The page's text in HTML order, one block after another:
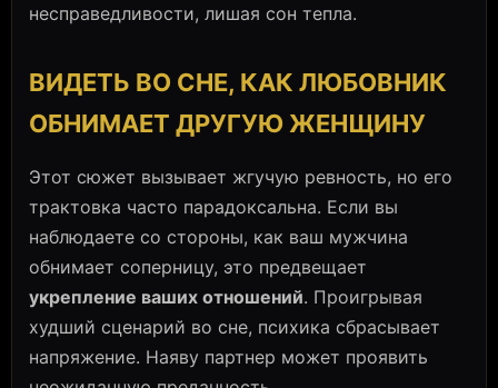
несправедливости, лишая сон тепла.
ВИДЕТЬ ВО СНЕ, КАК ЛЮБОВНИК
ОБНИМАЕТ ДРУГУЮ ЖЕНЩИНУ
Этот сюжет вызывает жгучую ревность, но его
трактовка часто парадоксальна. Если вы
наблюдаете со стороны, как ваш мужчина
обнимает соперницу, это предвещает
укрепление ваших отношений. Проигрывая
худший сценарий во сне, психика сбрасывает
напряжение. Наяву партнер может проявить